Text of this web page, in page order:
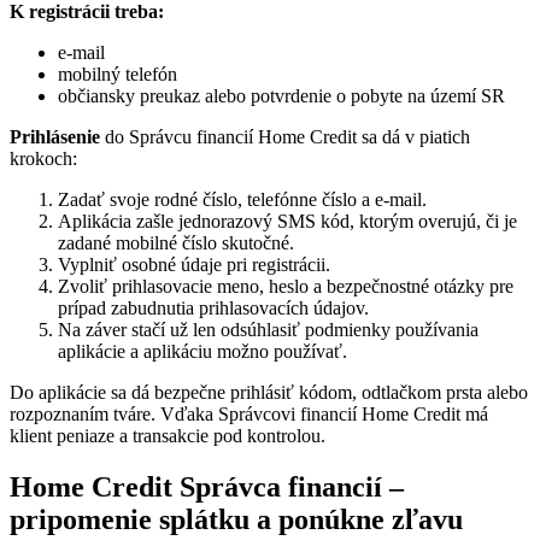
K registrácii treba:
e-mail
mobilný telefón
občiansky preukaz alebo potvrdenie o pobyte na území SR
Prihlásenie do Správcu financií Home Credit sa dá v piatich
krokoch:
Zadať svoje rodné číslo, telefónne číslo a e-mail.
Aplikácia zašle jednorazový SMS kód, ktorým overujú, či je
zadané mobilné číslo skutočné.
Vyplniť osobné údaje pri registrácii.
Zvoliť prihlasovacie meno, heslo a bezpečnostné otázky pre
prípad zabudnutia prihlasovacích údajov.
Na záver stačí už len odsúhlasiť podmienky používania
aplikácie a aplikáciu možno používať.
Do aplikácie sa dá bezpečne prihlásiť kódom, odtlačkom prsta alebo
rozpoznaním tváre. Vďaka Správcovi financií Home Credit má
klient peniaze a transakcie pod kontrolou.
Home Credit Správca financií –
pripomenie splátku a ponúkne zľavu